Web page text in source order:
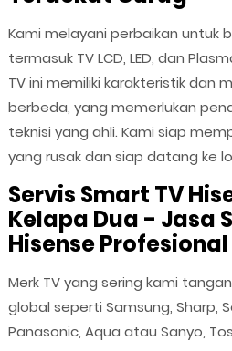
Kami melayani perbaikan untuk
termasuk TV LCD, LED, dan
TV ini memiliki karakteristik dan
berbeda, yang memerlukan
teknisi yang ahli. Kami siap
yang rusak dan siap datang ke
Servis Smart TV
Kelapa Dua - Jasa
Hisense
Merk TV yang sering kami
global seperti Samsung, Sharp,
Panasonic, Aqua atau Sanyo,